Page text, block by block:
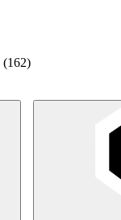
(162)